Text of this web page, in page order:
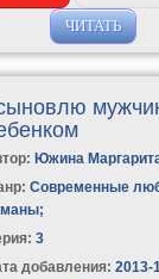
ЧИТАТЬ
Южина
Современные
;
3
добавления: 2013-